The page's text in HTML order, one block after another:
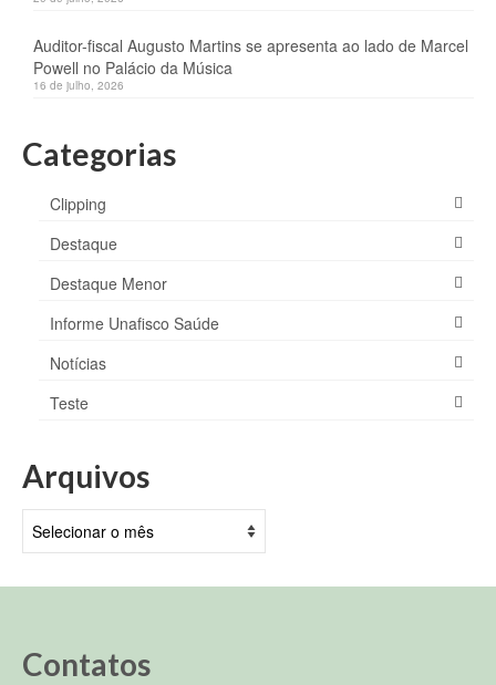
Auditor-fiscal Augusto Martins se apresenta ao lado de Marcel
Powell no Palácio da Música
16 de julho, 2026
Categorias
Clipping
Destaque
Destaque Menor
Informe Unafisco Saúde
Notícias
Teste
Arquivos
Contatos